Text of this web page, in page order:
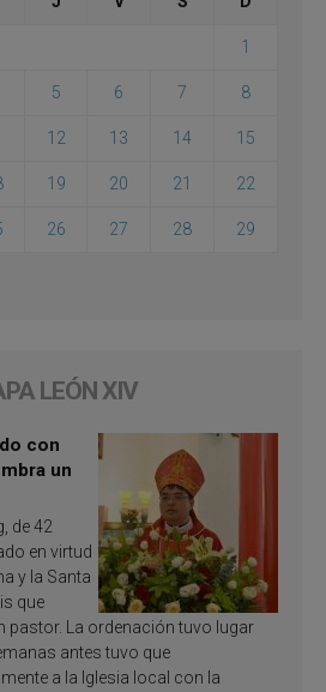
1
5 6 7 8
12 13 14 15
19 20 21 22
26 27 28 29
LEÓN XIV
con
un
de 42
en virtud
y la Santa
que
pastor. La ordenación tuvo lugar
antes tuvo que
a la Iglesia local con la